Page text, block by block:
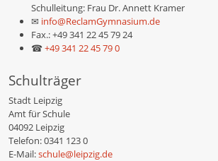
Schulleitung: Frau Dr. Annett Kramer
✉ info@ReclamGymnasium.de
Fax.: +49 341 22 45 79 24
☎+49 341 22 45 79 0
Schulträger
Stadt Leipzig
Amt für Schule
04092 Leipzig
Telefon: 0341 123 0
E-Mail:schule@leipzig.de